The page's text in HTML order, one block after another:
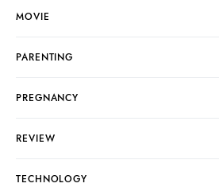
MOVIE
PARENTING
PREGNANCY
REVIEW
TECHNOLOGY